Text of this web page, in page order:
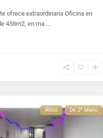
ofrece extraordinaria Oficina en
458m2, en ma ...
Ático De 2ª Mano